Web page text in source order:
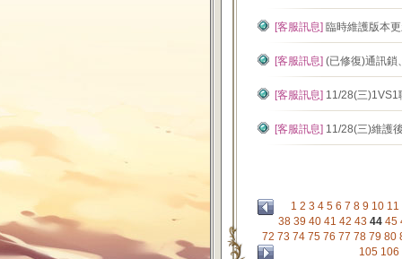
[客服訊息] 臨時維護版本
[客服訊息] (已修復)通訊鎖
[客服訊息] 11/28(三)1VS1
[客服訊息] 11/28(三)維護
1 2 3 4 5 6 7 8 9 10 11
38 39 40 41 42 43 44 45
72 73 74 75 76 77 78 79 80
105 106